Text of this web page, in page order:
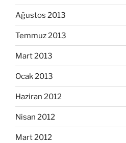
Ağustos 2013
Temmuz 2013
Mart 2013
Ocak 2013
Haziran 2012
Nisan 2012
Mart 2012